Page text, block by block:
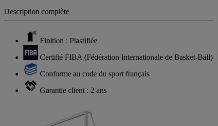
Description complète
Finition : Plastifiée
Certifié FIBA (Fédération Internationale de Basket-Ball)
Conforme au code du sport français
Garantie client : 2 ans